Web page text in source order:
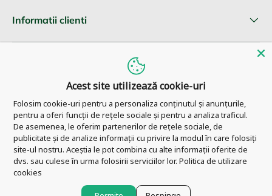
Informatii clienti
© 2026 Pharm Ahead.
Acest site utilizează cookie-uri
Folosim cookie-uri pentru a personaliza conținutul și anunțurile,
pentru a oferi funcții de rețele sociale și pentru a analiza traficul.
De asemenea, le oferim partenerilor de rețele sociale, de
publicitate și de analize informații cu privire la modul în care folosiți
site-ul nostru. Aceștia le pot combina cu alte informații oferite de
dvs. sau culese în urma folosirii serviciilor lor. Politica de utilizare
cookies